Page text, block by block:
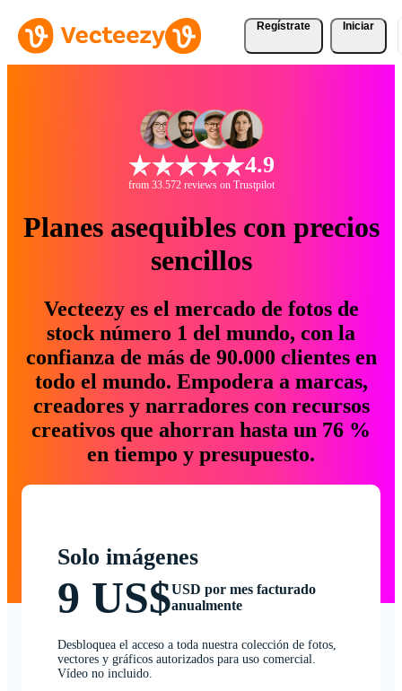
Regístrate Iniciar
4.9
from 33.572 reviews on Trustpilot
Planes asequibles con precios
sencillos
Vecteezy es el mercado de fotos de
stock número 1 del mundo, con la
confianza de más de 90.000 clientes en
todo el mundo. Empodera a marcas,
creadores y narradores con recursos
creativos que ahorran hasta un 76 %
en tiempo y presupuesto.
Solo imágenes
9 US$USD por mes facturado
anualmente
Desbloquea el acceso a toda nuestra colección de fotos,
vectores y gráficos autorizados para uso comercial.
Vídeo no incluido.